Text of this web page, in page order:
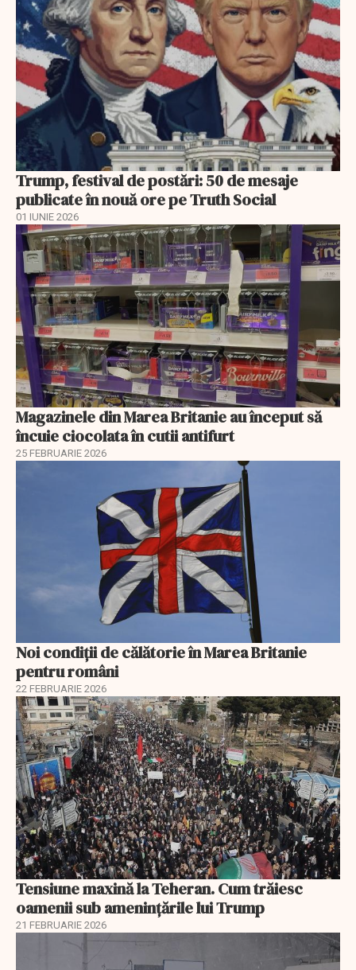
Trump, festival de postări: 50 de mesaje
publicate în nouă ore pe Truth Social
01 IUNIE 2026
Magazinele din Marea Britanie au început să
încuie ciocolata în cutii antifurt
25 FEBRUARIE 2026
Noi condiții de călătorie în Marea Britanie
pentru români
22 FEBRUARIE 2026
Tensiune maxină la Teheran. Cum trăiesc
oamenii sub amenințările lui Trump
21 FEBRUARIE 2026